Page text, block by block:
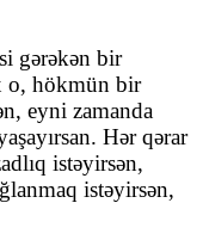
gərəkən bir
o, hökmün bir
eyni zamanda
Hər qərar
istəyirsən,
istəyirsən,